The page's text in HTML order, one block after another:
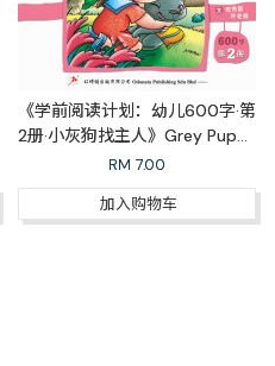
《学前阅读计划：幼儿600字·第
2册·小灰狗找主人》Grey Puppy
Finds A Master
RM 7.00
加入购物车